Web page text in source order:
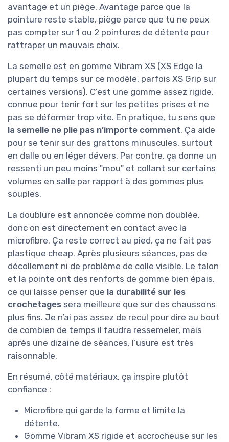
avantage et un piège. Avantage parce que la
pointure reste stable, piège parce que tu ne peux
pas compter sur 1 ou 2 pointures de détente pour
rattraper un mauvais choix.
La semelle est en gomme Vibram XS (XS Edge la
plupart du temps sur ce modèle, parfois XS Grip sur
certaines versions). C’est une gomme assez rigide,
connue pour tenir fort sur les petites prises et ne
pas se déformer trop vite. En pratique, tu sens que
la semelle ne plie pas n’importe comment. Ça aide
pour se tenir sur des grattons minuscules, surtout
en dalle ou en léger dévers. Par contre, ça donne un
ressenti un peu moins "mou" et collant sur certains
volumes en salle par rapport à des gommes plus
souples.
La doublure est annoncée comme non doublée,
donc on est directement en contact avec la
microfibre. Ça reste correct au pied, ça ne fait pas
plastique cheap. Après plusieurs séances, pas de
décollement ni de problème de colle visible. Le talon
et la pointe ont des renforts de gomme bien épais,
ce qui laisse penser que la durabilité sur les
crochetages sera meilleure que sur des chaussons
plus fins. Je n’ai pas assez de recul pour dire au bout
de combien de temps il faudra ressemeler, mais
après une dizaine de séances, l’usure est très
raisonnable.
En résumé, côté matériaux, ça inspire plutôt
confiance :
Microfibre qui garde la forme et limite la
détente.
Gomme Vibram XS rigide et accrocheuse sur les